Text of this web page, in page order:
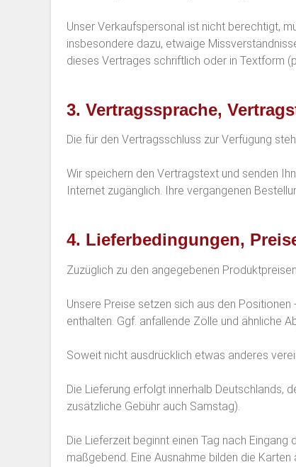
Unser Verkaufspersonal ist nicht berechtigt,
insbesondere dazu, etwaige
dieses Vertrages schriftlich oder in Textform
3. Vertragssprache,
Die für den Vertragsschluss zur Verfügung
Wir speichern den Vertragstext und senden
Internet zugänglich. Ihre vergangenen
4. Lieferbedingungen,
Zuzüglich zu den angegebenen
Unsere Preise setzen sich aus den
enthalten. Ggf. anfallende Zölle und ähnliche
Soweit nicht ausdrücklich etwas anderes
Die Lieferung erfolgt innerhalb Deutschlands,
zusätzliche Gebühr auch Samstag).
Die Lieferzeit beginnt einen Tag nach
maßgebend. Eine Ausnahme bilden die